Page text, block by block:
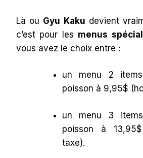
Là ou Gyu Kaku devient
c’est pour les menus
vous avez le choix entre :
un menu 2
poisson à 9,95$
un menu 3
poisson à
taxe).